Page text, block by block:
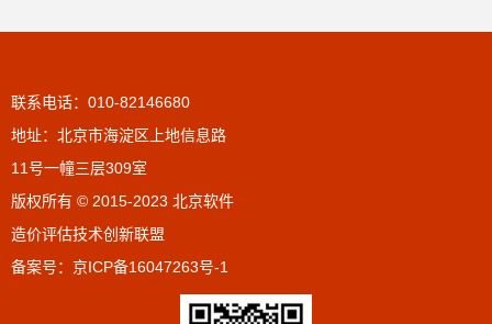
联系电话：010-82146680
地址：北京市海淀区上地信息路
11号一幢三层309室
版权所有 © 2015-2023 北京软件
造价评估技术创新联盟
备案号： 京ICP备16047263号-1